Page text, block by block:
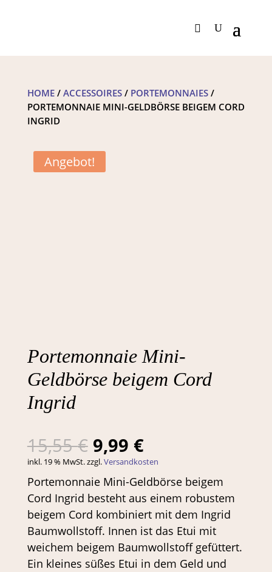
HOME/ ACCESSOIRES/ PORTEMONNAIES/
PORTEMONNAIE MINI-GELDBÖRSE BEIGEM CORD
INGRID
Angebot!
Portemonnaie Mini-
Geldbörse beigem Cord
Ingrid
15,55€ Ursprünglicher
Preis
war:
15,55 €
9,99 €Aktueller
Preis
ist:
9,99 €.
inkl. 19 % MwSt.zzgl.Versandkosten
Portemonnaie Mini-Geldbörse beigem
Cord Ingrid besteht aus einem robustem
beigem Cord kombiniert mit dem Ingrid
Baumwollstoff. Innen ist das Etui mit
weichem beigem Baumwollstoff gefüttert.
Ein kleines süßes Etui in dem Geld und